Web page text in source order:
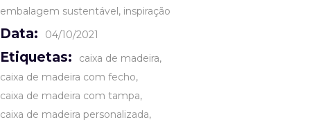
embalagem sustentável inspiração
Data: 04/10/2021
Etiquetas:
caixa de madeira
caixa de madeira com fecho
caixa de madeira com tampa
caixa de madeira personalizada